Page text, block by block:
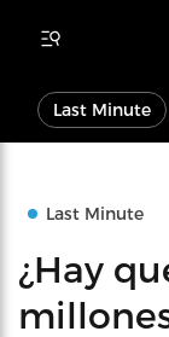
Last Minute
Last Minute
¿Hay